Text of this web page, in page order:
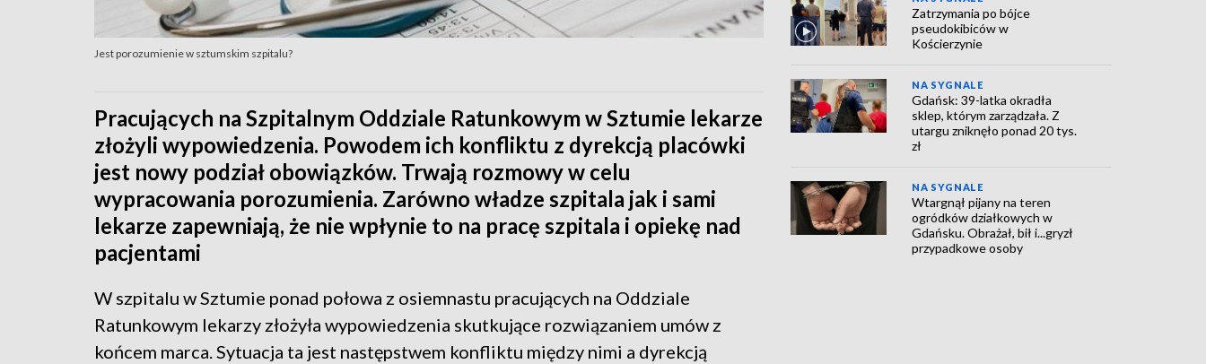
Jest porozumienie w sztumskim szpitalu?
Pracujących na Szpitalnym Oddziale Ratunkowym w Sztumie lekarze
złożyli wypowiedzenia. Powodem ich konfliktu z dyrekcją placówki
jest nowy podział obowiązków. Trwają rozmowy w celu
wypracowania porozumienia. Zarówno władze szpitala jak i sami
lekarze zapewniają, że nie wpłynie to na pracę szpitala i opiekę nad
pacjentami
W szpitalu w Sztumie ponad połowa z osiemnastu pracujących na Oddziale
Ratunkowym lekarzy złożyła wypowiedzenia skutkujące rozwiązaniem umów z
końcem marca. Sytuacja ta jest następstwem konfliktu między nimi a dyrekcją
Zatrzymania po bójce
pseudokibiców w
Kościerzynie
NA SYGNALE
Gdańsk: 39-latka okradła
sklep, którym zarządzała. Z
utargu zniknęło ponad 20 tys.
zł
NA SYGNALE
Wtargnął pijany na teren
ogródków działkowych w
Gdańsku. Obrażał, bił i...gryzł
przypadkowe osoby